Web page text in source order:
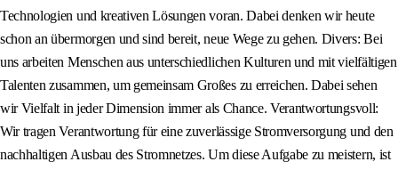
Technologien und kreativen Lösungen voran. Dabei denken wir heute
schon an übermorgen und sind bereit, neue Wege zu gehen. Divers: Bei
uns arbeiten Menschen aus unterschiedlichen Kulturen und mit vielfältigen
Talenten zusammen, um gemeinsam Großes zu erreichen. Dabei sehen
wir Vielfalt in jeder Dimension immer als Chance. Verantwortungsvoll:
Wir tragen Verantwortung für eine zuverlässige Stromversorgung und den
nachhaltigen Ausbau des Stromnetzes. Um diese Aufgabe zu meistern, ist